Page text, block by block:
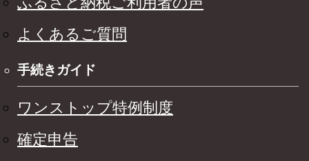
よくあるご質問
手続きガイド
ワンストップ特例制度
確定申告